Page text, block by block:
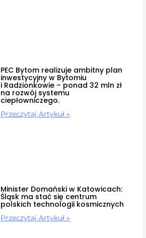
PEC Bytom realizuje ambitny plan
inwestycyjny w Bytomiu
i Radzionkowie – ponad 32 mln zł
na rozwój systemu
ciepłowniczego.
Przeczytaj Artykuł »
Minister Domański w Katowicach:
Śląsk ma stać się centrum
polskich technologii kosmicznych
Przeczytaj Artykuł »